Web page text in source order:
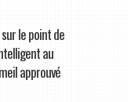
le point de
au
approuvé